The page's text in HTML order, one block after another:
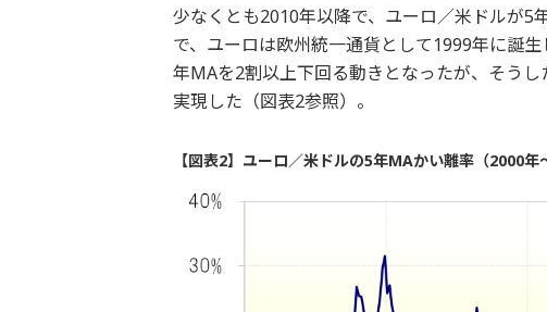
少なくとも2010年以降で、ユーロ／米ドルが
で、ユーロは欧州統一通貨として1999年に誕
年MAを2割以上下回る動きとなったが、そう
実現した（図表2参照）。
【図表2】ユーロ／米ドルの5年MAかい離率（2000年